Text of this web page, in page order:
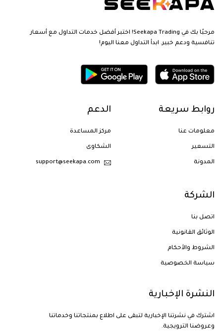
مرحبًا بك في Seekapa Trading! اختبر أفضل خدمات التداول مع أسعار
تنافسية ودعم خبير. ابدأ التداول معنا اليوم!
روابط سريعة
معلومات عنا
التسعير
المدونة
الدعم
مركز المساعدة
الشكاوى
support@seekapa.com
الشركة
اتصل بنا
الوثائق القانونية
الشروط والأحكام
سياسة الخصوصية
النشرة الإخبارية
اشترك في نشرتنا الإخبارية لتبقى على اطلاع بمنتجاتنا وخدماتنا
وعروضنا الترويجية.